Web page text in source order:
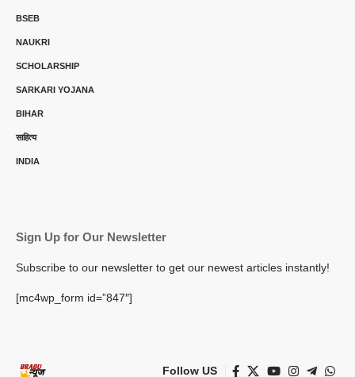
BSEB
NAUKRI
SCHOLARSHIP
SARKARI YOJANA
BIHAR
साहित्य
INDIA
Sign Up for Our Newsletter
Subscribe to our newsletter to get our newest articles instantly!
[mc4wp_form id=”847″]
Follow US